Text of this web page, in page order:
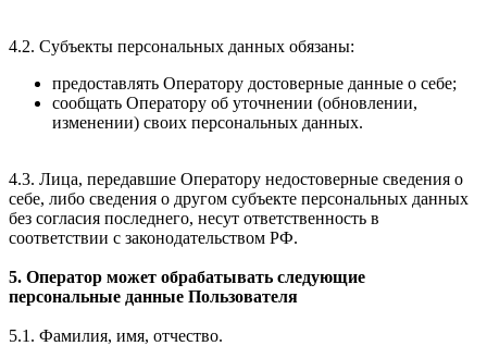
4.2. Субъекты персональных данных обязаны:
предоставлять Оператору достоверные данные о себе;
сообщать Оператору об уточнении (обновлении,
изменении) своих персональных данных.
4.3. Лица, передавшие Оператору недостоверные сведения о
себе, либо сведения о другом субъекте персональных данных
без согласия последнего, несут ответственность в
соответствии с законодательством РФ.
5. Оператор может обрабатывать следующие
персональные данные Пользователя
5.1. Фамилия, имя, отчество.